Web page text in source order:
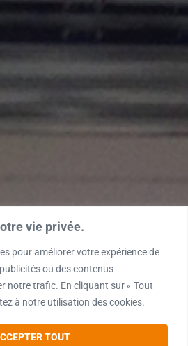
vie privée.
pour améliorer votre expérience de
ou des contenus
notre trafic. En cliquant sur « Tout
à notre utilisation des cookies.
TOUT